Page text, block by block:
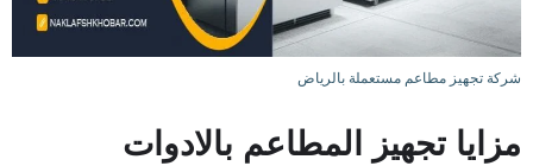
شركة تجهيز مطاعم مستعملة بالرياض
مزايا تجهيز المطاعم بالادوات